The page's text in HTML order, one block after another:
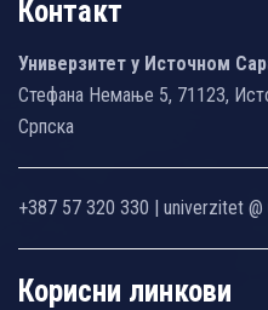
Контакт
Универзитет у Источном
Стефана Немање 5, 71123,
Српска
+387 57 320 330 | univerzitet @
Корисни линкови